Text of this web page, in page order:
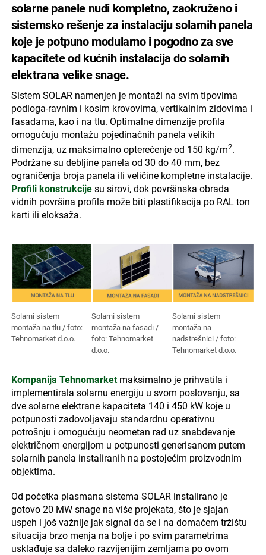
solarne panele nudi kompletno, zaokruženo i
sistemsko rešenje za instalaciju solarnih panela
koje je potpuno modularno i pogodno za sve
kapacitete od kućnih instalacija do solarnih
elektrana velike snage.
Sistem SOLAR namenjen je montaži na svim tipovima
podloga-ravnim i kosim krovovima, vertikalnim zidovima i
fasadama, kao i na tlu. Optimalne dimenzije profila
omogućuju montažu pojedinačnih panela velikih
dimenzija, uz maksimalno opterećenje od 150 kg/m2.
Podržane su debljine panela od 30 do 40 mm, bez
ograničenja broja panela ili veličine kompletne instalacije.
Profili konstrukcijesu sirovi, dok površinska obrada
vidnih površina profila može biti plastifikacija po RAL ton
karti ili eloksaža.
Solarni sistem –
montaža na tlu / foto:
Tehnomarket d.o.o.
Solarni sistem –
montaža na fasadi /
foto: Tehnomarket
d.o.o.
Solarni sistem –
montaža na
nadstrešnici / foto:
Tehnomarket d.o.o.
Kompanija Tehnomarketmaksimalno je prihvatila i
implementirala solarnu energiju u svom poslovanju, sa
dve solarne elektrane kapaciteta 140 i 450 kW koje u
potpunosti zadovoljavaju standardnu operativnu
potrošnju i omogućuju neometan rad uz snabdevanje
električnom energijom u potpunosti generisanom putem
solarnih panela instaliranih na postojećim proizvodnim
objektima.
Od početka plasmana sistema SOLAR instalirano je
gotovo 20 MW snage na više projekata, što je sjajan
uspeh i još važnije jak signal da se i na domaćem tržištu
situacija brzo menja na bolje i po svim parametrima
usklađuje sa daleko razvijenijim zemljama po ovom